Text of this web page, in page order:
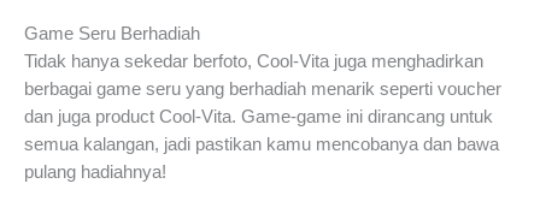
Game Seru Berhadiah
Tidak hanya sekedar berfoto, Cool-Vita juga menghadirkan
berbagai game seru yang berhadiah menarik seperti voucher
dan juga product Cool-Vita. Game-game ini dirancang untuk
semua kalangan, jadi pastikan kamu mencobanya dan bawa
pulang hadiahnya!